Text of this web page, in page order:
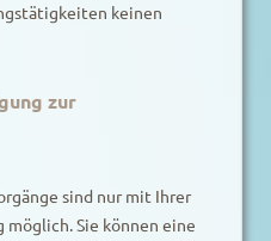
keinen
zur
sind nur mit Ihrer
Sie können eine